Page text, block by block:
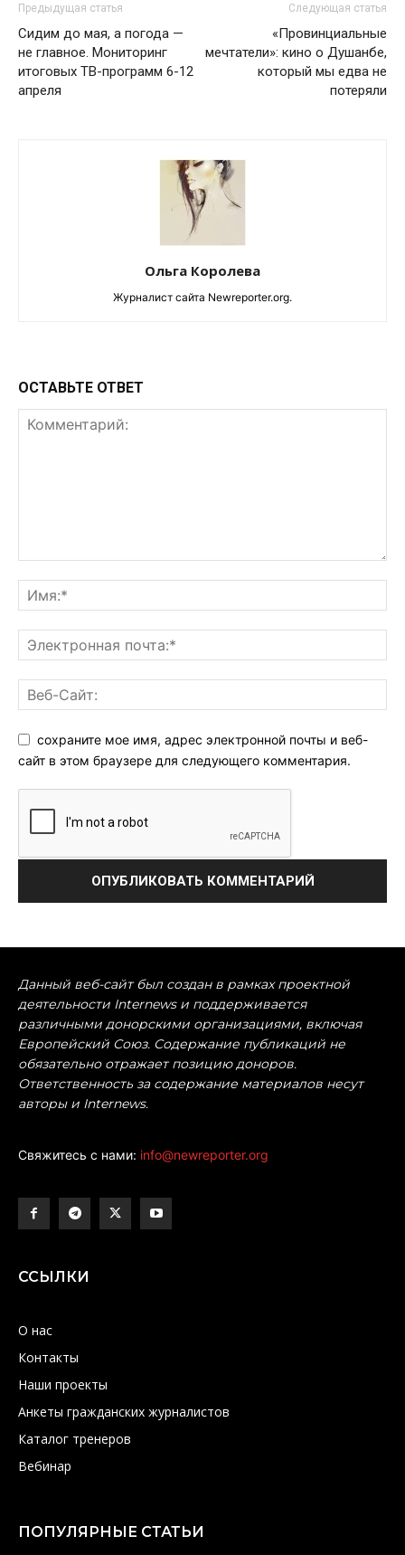
Предыдущая статья
Сидим до мая, а погода —
не главное. Мониторинг
итоговых ТВ-программ 6-12
апреля
Следующая статья
«Провинциальные
мечтатели»: кино о Душанбе,
который мы едва не
потеряли
Ольга Королева
Журналист сайта Newreporter.org.
ОСТАВЬТЕ ОТВЕТ
сохраните мое имя, адрес электронной почты и веб-
сайт в этом браузере для следующего комментария.
Данный веб-сайт был создан в рамках проектной
деятельности Internews и поддерживается
различными донорскими организациями, включая
Европейский Союз. Содержание публикаций не
обязательно отражает позицию доноров.
Ответственность за содержание материалов несут
авторы и Internews.
Свяжитесь с нами: info@newreporter.org
ССЫЛКИ
О нас
Контакты
Наши проекты
Анкеты гражданских журналистов
Каталог тренеров
Вебинар
ПОПУЛЯРНЫЕ СТАТЬИ